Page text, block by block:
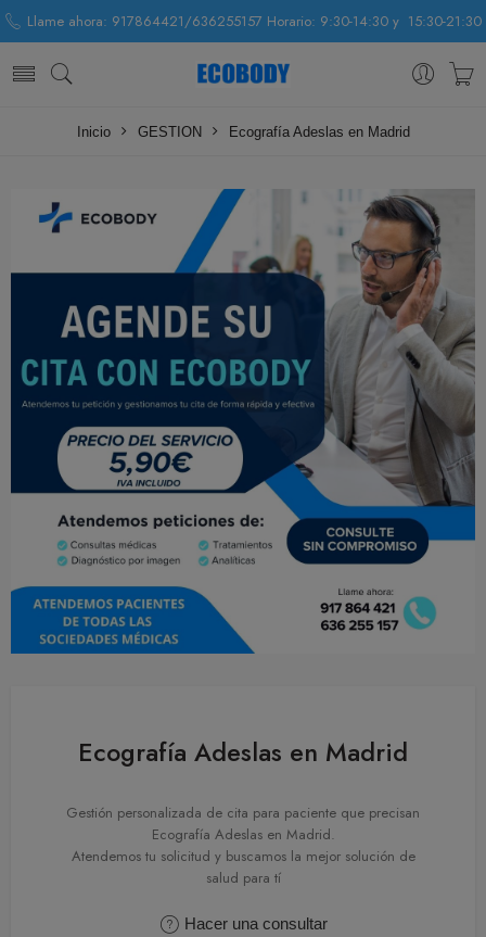
Llame ahora: 917864421/636255157 Horario: 9:30-14:30 y 15:30-21:30
Inicio GESTION Ecografía Adeslas en Madrid
Ecografía Adeslas en Madrid
Gestión personalizada de cita para paciente que precisan
Ecografía Adeslas en Madrid.
Atendemos tu solicitud y buscamos la mejor solución de
salud para tí
Hacer una consultar